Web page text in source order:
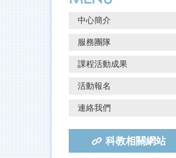
中心簡介
服務團隊
課程活動成果
活動報名
連絡我們
科教相關網站